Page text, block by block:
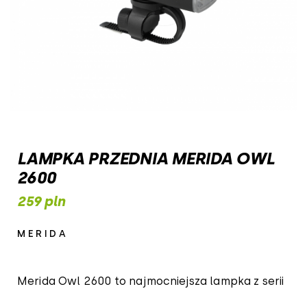
LAMPKA PRZEDNIA MERIDA OWL
2600
259 pln
MERIDA
Merida Owl 2600 to najmocniejsza lampka z serii